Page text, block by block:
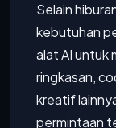
Selain
kebutuhan
alat AI untuk
ringkasan,
kreatif
permintaan